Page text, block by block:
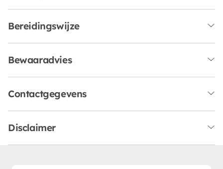
Bereidingswijze
Bewaaradvies
Contactgegevens
Disclaimer